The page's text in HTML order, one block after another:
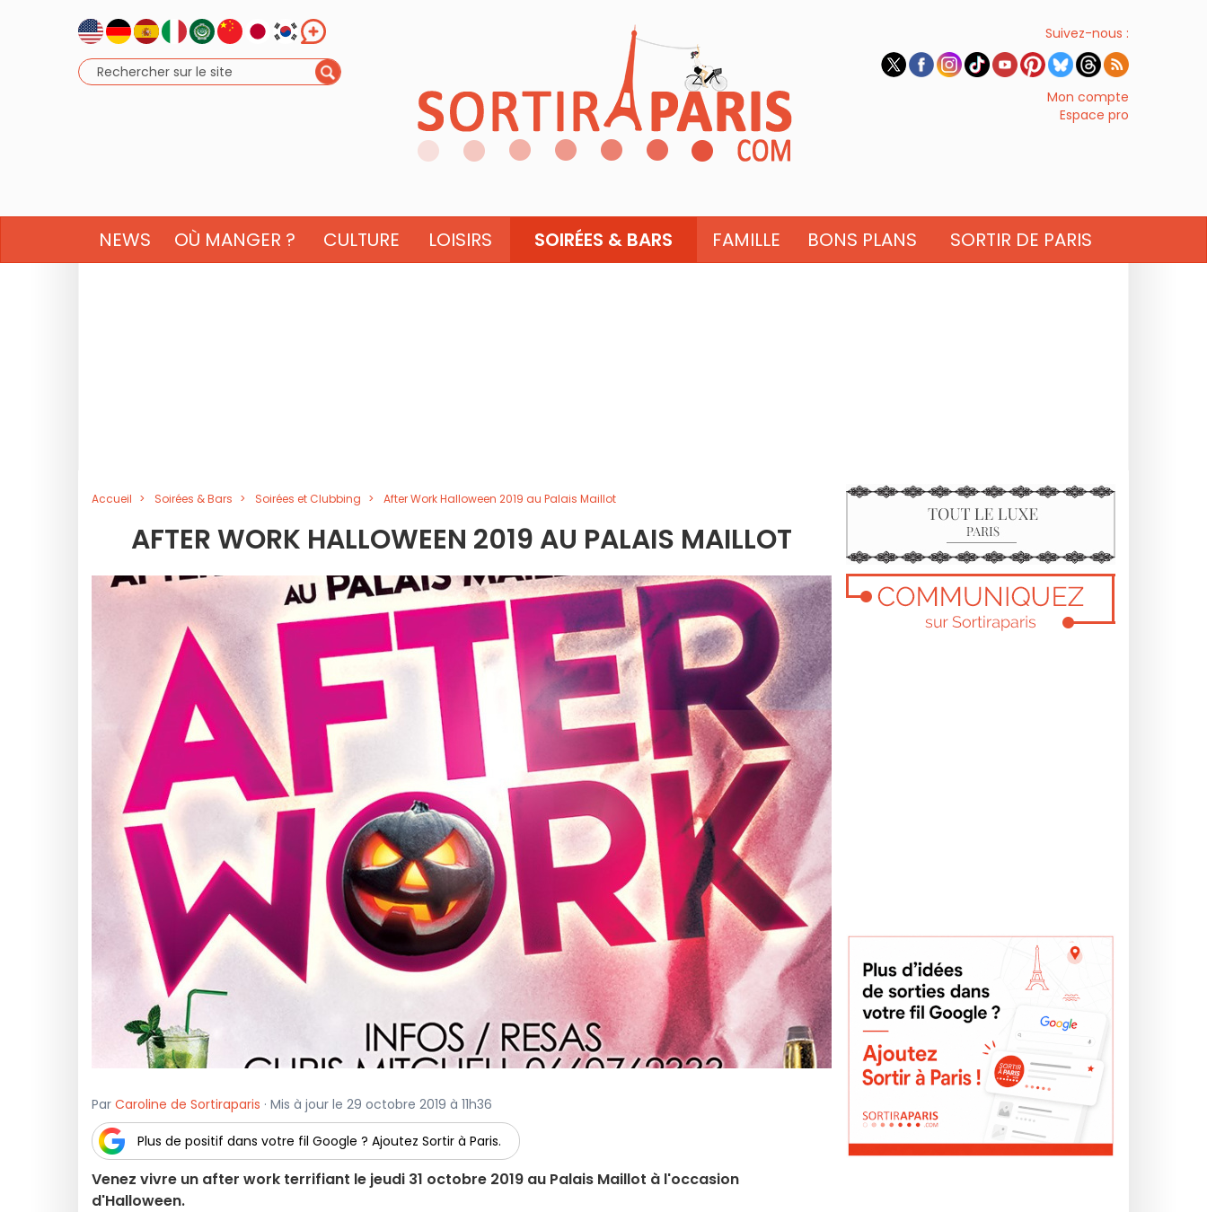
Suivez-nous :
Mon compte
Espace pro
NEWS OÙ MANGER ? CULTURE LOISIRS SOIRÉES & BARS FAMILLE BONS PLANS SORTIR DE PARIS
Accueil Soirées & Bars Soirées et Clubbing After Work Halloween 2019 au Palais Maillot
AFTER WORK HALLOWEEN 2019 AU PALAIS MAILLOT
Par Caroline de Sortiraparis · Mis à jour le 29 octobre 2019 à 11h36
Plus de positif dans votre fil Google ? Ajoutez Sortir à Paris.
Venez vivre un after work terrifiant le jeudi 31 octobre 2019 au Palais Maillot à l'occasion
d'Halloween.